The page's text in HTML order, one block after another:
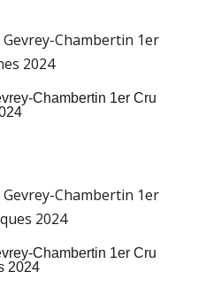
Chambertin 1er Cru
Chambertin 1er Cru
2024